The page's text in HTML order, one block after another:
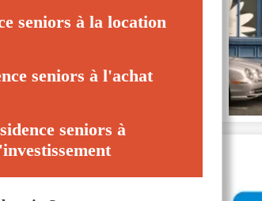
seniors à la location
seniors à l'achat
seniors à